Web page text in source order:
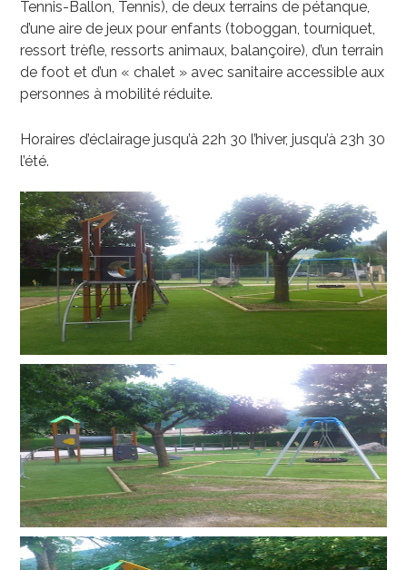
Tennis-Ballon, Tennis), de deux terrains de pétanque,
d’une aire de jeux pour enfants (toboggan, tourniquet,
ressort trèfle, ressorts animaux, balançoire), d’un terrain
de foot et d’un « chalet » avec sanitaire accessible aux
personnes à mobilité réduite.
Horaires d’éclairage jusqu’à 22h 30 l’hiver, jusqu’à 23h 30
l’été.